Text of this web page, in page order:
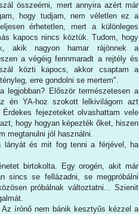
összeérni, mert annyira azért már
hogy tudjam, nem véletlen ez a
érhetetlen, mert a különleges
kapocs nincs köztük. Tudom, hogy
akik nagyon hamar rájönnek a
a végéig fennmaradt a rejtély és
közti kapocs, akkor csaptam a
erre gondolni se mertem".
legjobban? Először természetesen a
én YA-hoz szokott lelkivilágom azt
fejezeteket olvashattam vele
hogy hogyan képezték őket, hiszen
megtanulni jól használni.
lányát és mit fog tenni a férjével, ha
birtokolta. Egy orogén, akit már
sincs se fellázadni, se megpróbálni
próbálnak változtatni... Szienit
írónő nem bánik kesztyűs kézzel a